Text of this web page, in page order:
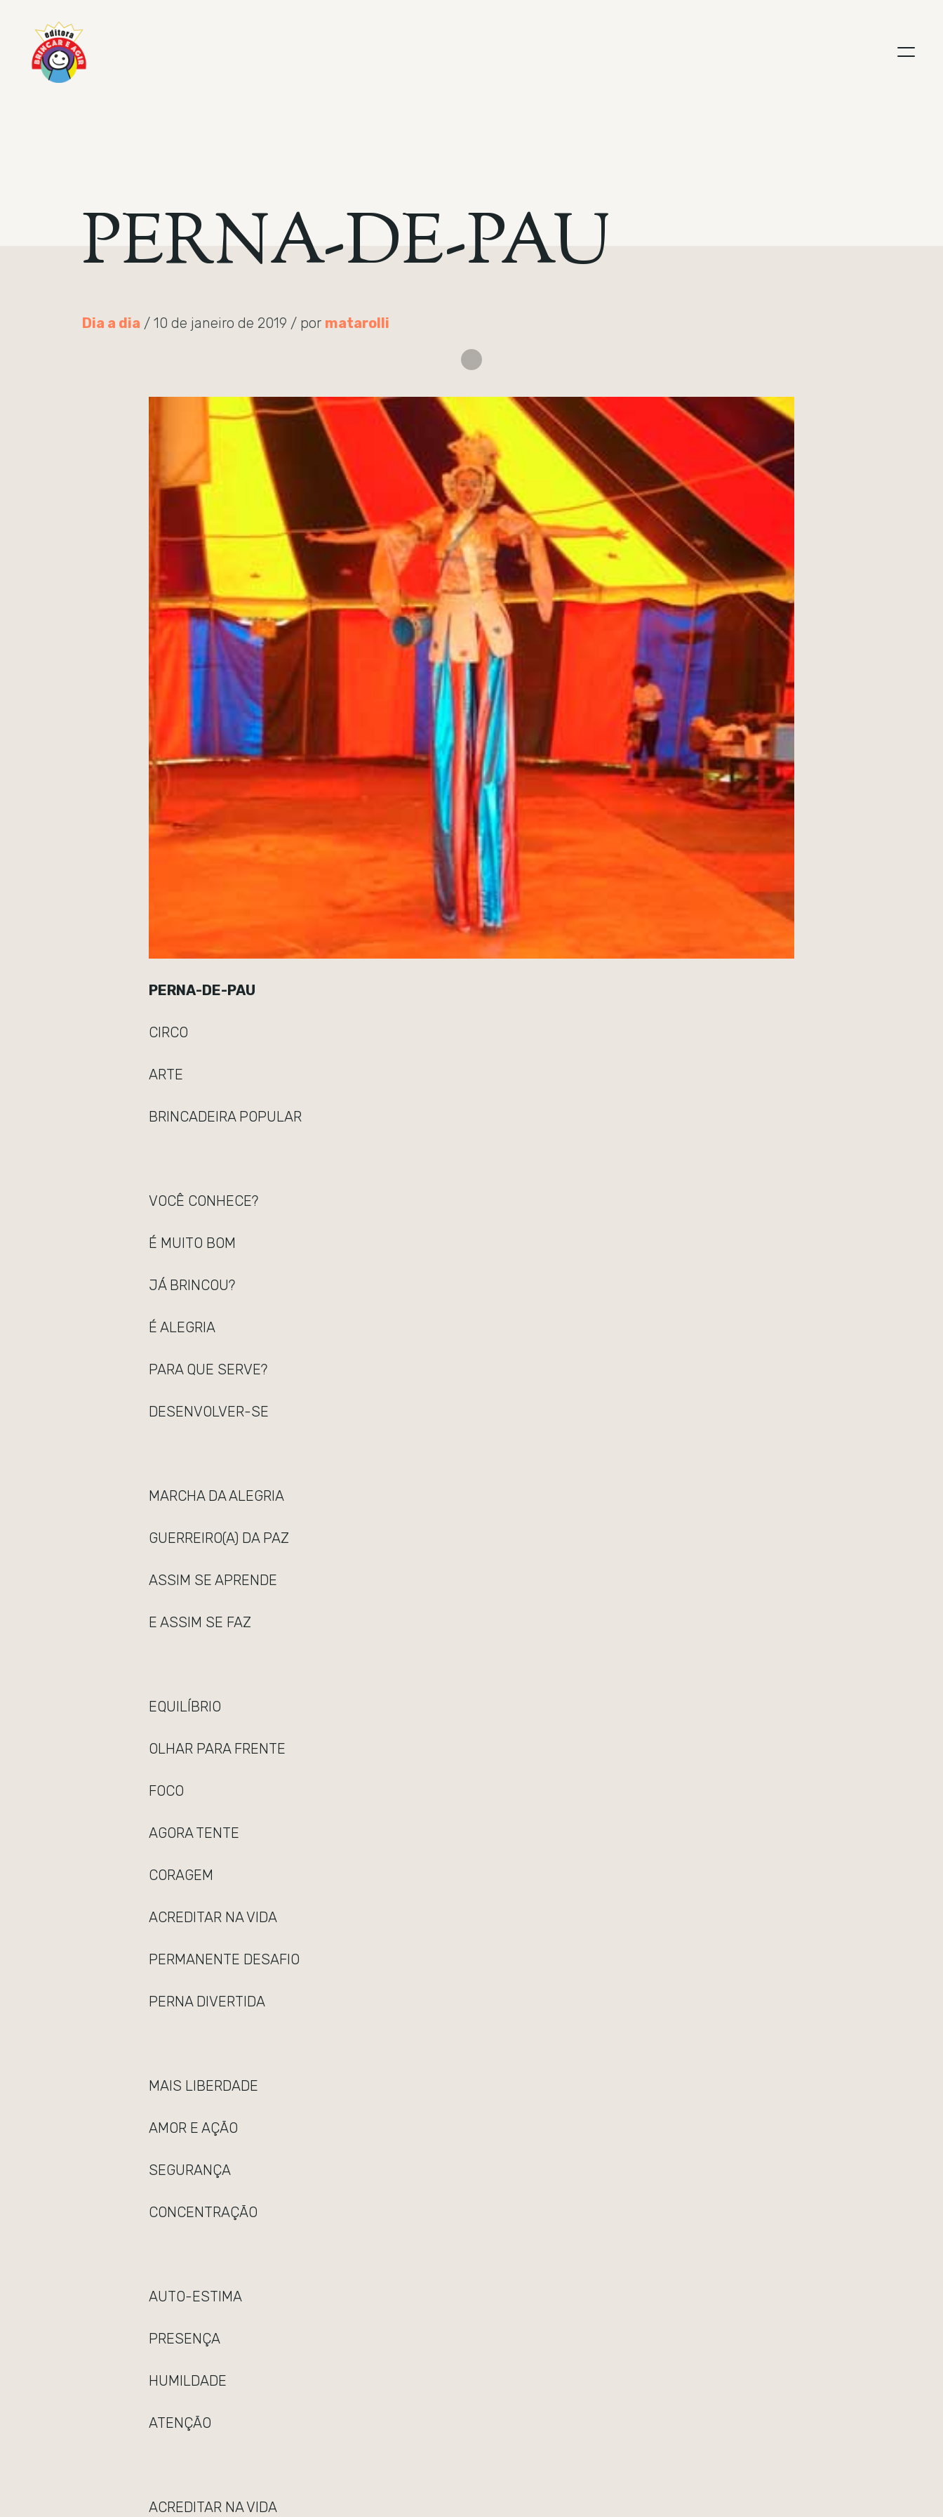
PERNA-DE-PAU
Dia a dia / 10 de janeiro de 2019 / por matarolli
PERNA-DE-PAU
CIRCO
ARTE
BRINCADEIRA POPULAR
VOCÊ CONHECE?
É MUITO BOM
JÁ BRINCOU?
É ALEGRIA
PARA QUE SERVE?
DESENVOLVER-SE
MARCHA DA ALEGRIA
GUERREIRO(A) DA PAZ
ASSIM SE APRENDE
E ASSIM SE FAZ
EQUILÍBRIO
OLHAR PARA FRENTE
FOCO
AGORA TENTE
CORAGEM
ACREDITAR NA VIDA
PERMANENTE DESAFIO
PERNA DIVERTIDA
MAIS LIBERDADE
AMOR E AÇÃO
SEGURANÇA
CONCENTRAÇÃO
AUTO-ESTIMA
PRESENÇA
HUMILDADE
ATENÇÃO
ACREDITAR NA VIDA